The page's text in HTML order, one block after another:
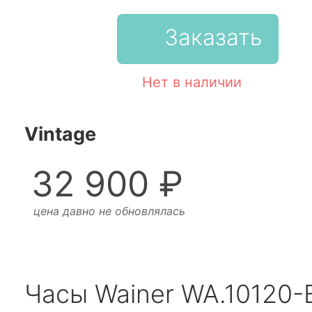
Заказать
Нет в наличии
Vintage
32 900 ₽
цена давно не обновлялась
Часы Wainer WA.10120-